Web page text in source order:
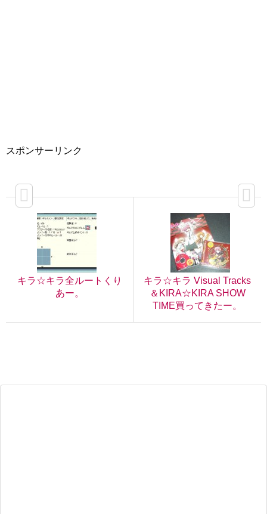
スポンサーリンク
キラ☆キラ全ルートくり
あー。
キラ☆キラ Visual Tracks
＆KIRA☆KIRA SHOW
TIME買ってきたー。